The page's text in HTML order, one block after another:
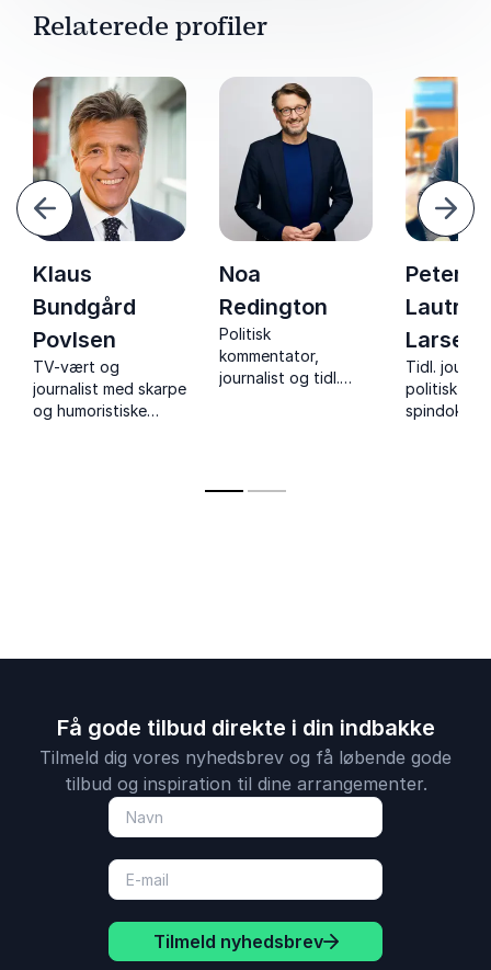
Relaterede profiler
Klaus
Bundgård
Povlsen
TV-vært og
journalist med skarpe
og humoristiske
Noa
Redington
Politisk
kommentator,
journalist og tidl.
Peter
Larsen
Tidl.
politisk
spindoktor
Få gode tilbud direkte i din indbakke
Tilmeld dig vores nyhedsbrev og få løbende gode
tilbud og inspiration til dine arrangementer.
Tilmeld nyhedsbrev